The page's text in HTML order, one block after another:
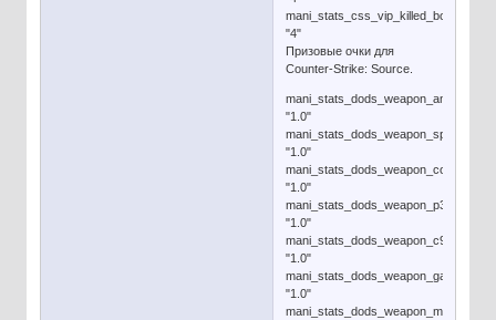
mani_stats_css_vip_killed_bonus
"4"
Призовые очки для
Counter-Strike: Source.
mani_stats_dods_weapon_amerknife
"1.0"
mani_stats_dods_weapon_spade
"1.0"
mani_stats_dods_weapon_colt
"1.0"
mani_stats_dods_weapon_p38
"1.0"
mani_stats_dods_weapon_c96
"1.0"
mani_stats_dods_weapon_garande
"1.0"
mani_stats_dods_weapon_m1carbine